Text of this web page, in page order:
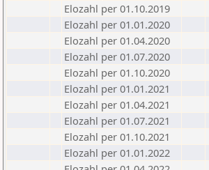
Elozahl per 01.10.2019
Elozahl per 01.01.2020
Elozahl per 01.04.2020
Elozahl per 01.07.2020
Elozahl per 01.10.2020
Elozahl per 01.01.2021
Elozahl per 01.04.2021
Elozahl per 01.07.2021
Elozahl per 01.10.2021
Elozahl per 01.01.2022